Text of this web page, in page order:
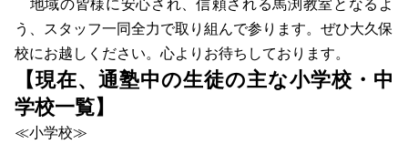
う、スタッフ一同全力で取り組んで参ります。ぜひ大久保
校にお越しください。心よりお待ちしております。
【現在、通塾中の生徒の主な小学校・中
学校一覧】
≪小学校≫